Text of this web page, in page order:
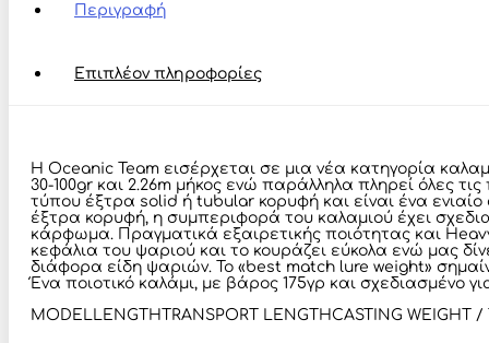
Περιγραφή
Επιπλέον πληροφορίες
Η Oceanic Team εισέρχεται σε μια νέα κατηγορία
30-100gr και 2.26m μήκος ενώ παράλληλα πληρεί όλες
τύπου έξτρα solid ή tubular κορυφή και είναι ένα
έξτρα κορυφή, η συμπεριφορά του καλαμιού έχει
κάρφωμα. Πραγματικά εξαιρετικής ποιότητας και
κεφάλια του ψαριού και το κουράζει εύκολα ενώ μας
διάφορα είδη ψαριών. Το «best match lure weight»
Ένα ποιοτικό καλάμι, με βάρος 175γρ και σχεδιασμένο
MODEL LENGTHTRANSPORT LENGTHCASTING